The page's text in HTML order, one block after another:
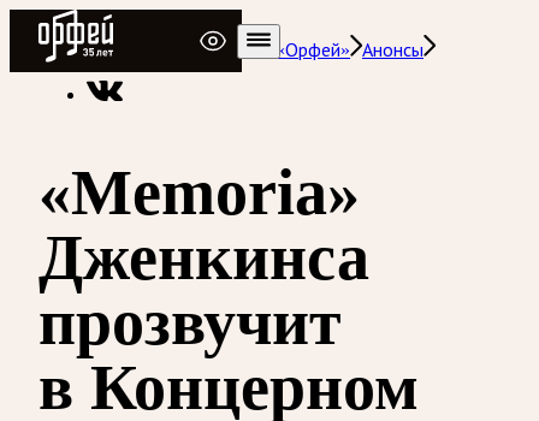
Радио Орфей
Радио классической музыки «Орфей»
Анонсы
«Memoria»
Дженкинса
прозвучит
в Концерном